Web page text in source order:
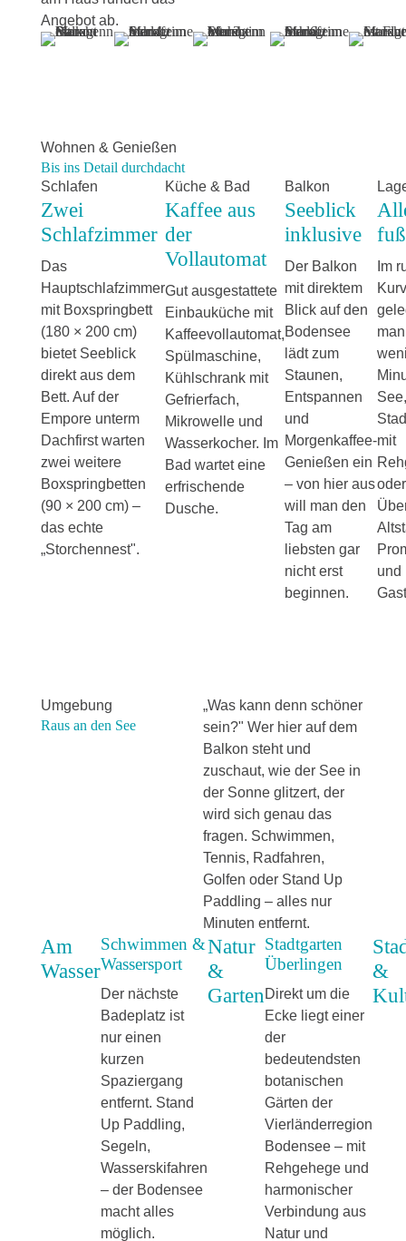
Angebot ab.
Wohnen & Genießen
Bis ins Detail durchdacht
Schlafen
Zwei
Schlafzimmer
Das
Hauptschlafzimmer
mit Boxspringbett
(180 × 200 cm)
bietet Seeblick
direkt aus dem
Bett. Auf der
Empore unterm
Dachfirst warten
zwei weitere
Boxspringbetten
(90 × 200 cm) –
das echte
„Storchennest".
Küche & Bad
Kaffee aus
der
Vollautomat
Gut ausgestattete
Einbauküche mit
Kaffeevollautomat,
Spülmaschine,
Kühlschrank mit
Gefrierfach,
Mikrowelle und
Wasserkocher. Im
Bad wartet eine
erfrischende
Dusche.
Balkon
Seeblick
inklusive
Der Balkon
mit direktem
Blick auf den
Bodensee
lädt zum
Staunen,
Entspannen
und
Morgenkaffee-
Genießen ein
– von hier aus
will man den
Tag am
liebsten gar
nicht erst
beginnen.
Im
mit
und
Umgebung
Raus an den See
„Was kann denn schöner
sein?" Wer hier auf dem
Balkon steht und
zuschaut, wie der See in
der Sonne glitzert, der
wird sich genau das
fragen. Schwimmen,
Tennis, Radfahren,
Golfen oder Stand Up
Paddling – alles nur
Minuten entfernt.
Am
Wasser
Schwimmen &
Wassersport
Der nächste
Badeplatz ist
nur einen
kurzen
Spaziergang
entfernt. Stand
Up Paddling,
Segeln,
Wasserskifahren
– der Bodensee
macht alles
möglich.
Natur
&
Garten
Stadtgarten
Überlingen
Direkt um die
Ecke liegt einer
der
bedeutendsten
botanischen
Gärten der
Vierländerregion
Bodensee – mit
Rehgehege und
harmonischer
Verbindung aus
Natur und
&